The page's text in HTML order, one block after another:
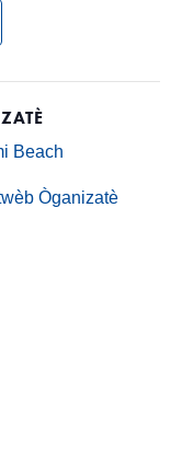
Beach
Òganizatè